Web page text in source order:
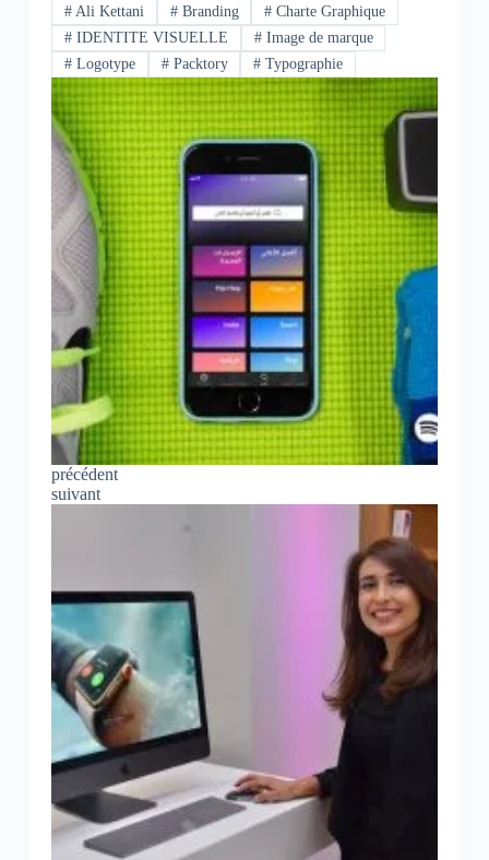
#Ali Kettani #Branding # Charte Graphique
#IDENTITE VISUELLE #Image de marque
#Logotype #Packtory # Typographie
précédent
suivant